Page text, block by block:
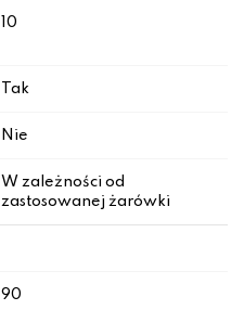
10
Tak
Nie
W zależności od
zastosowanej żarówki
90